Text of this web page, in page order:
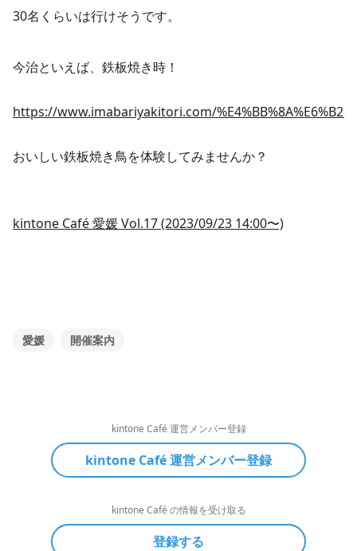
30名くらいは行けそうです。
今治といえば、鉄板焼き時！
https://www.imabariyakitori.com/
おいしい鉄板焼き鳥を体験してみませんか？
kintone Café 愛媛 Vol.17 (2023/09/23 14:00〜)
愛媛 開催案内
kintone Café 運営メンバー登録
kintone Café 運営メンバー登録
kintone Café の情報を受け取る
登録する